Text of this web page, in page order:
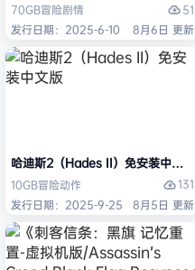
70GB冒险剧情
51
发行日期：2025-6-10
8月6日 更新
哈迪斯2（Hades II）免安装中文版
10GB冒险动作
131
发行日期：2025-9-25
8月5日 更新